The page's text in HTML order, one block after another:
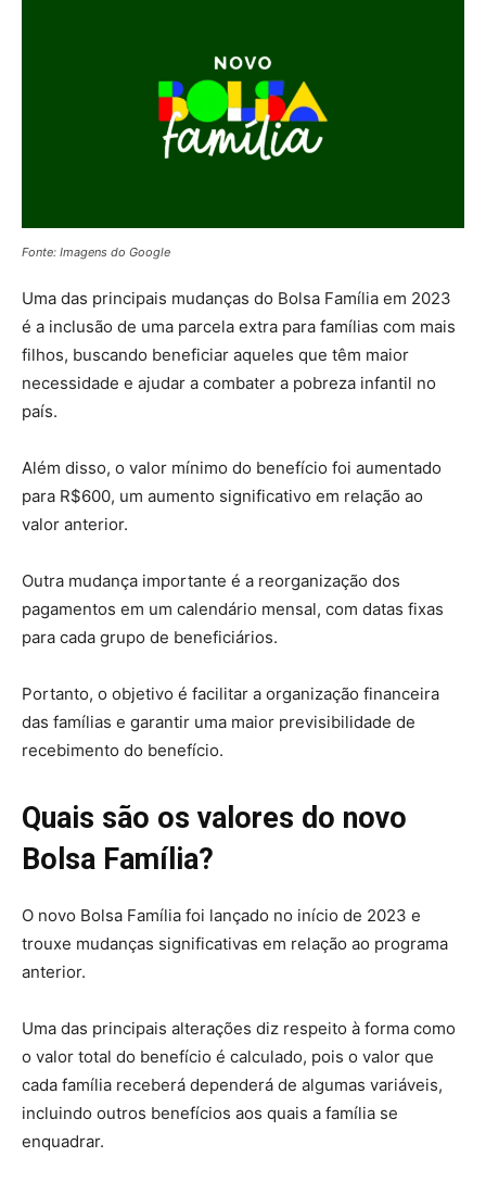
Fonte: Imagens do Google
Uma das principais mudanças do Bolsa Família em 2023
é a inclusão de uma parcela extra para famílias com mais
filhos, buscando beneficiar aqueles que têm maior
necessidade e ajudar a combater a pobreza infantil no
país.
Além disso, o valor mínimo do benefício foi aumentado
para R$600, um aumento significativo em relação ao
valor anterior.
Outra mudança importante é a reorganização dos
pagamentos em um calendário mensal, com datas fixas
para cada grupo de beneficiários.
Portanto, o objetivo é facilitar a organização financeira
das famílias e garantir uma maior previsibilidade de
recebimento do benefício.
Quais são os valores do novo
Bolsa Família?
O novo Bolsa Família foi lançado no início de 2023 e
trouxe mudanças significativas em relação ao programa
anterior.
Uma das principais alterações diz respeito à forma como
o valor total do benefício é calculado, pois o valor que
cada família receberá dependerá de algumas variáveis,
incluindo outros benefícios aos quais a família se
enquadrar.